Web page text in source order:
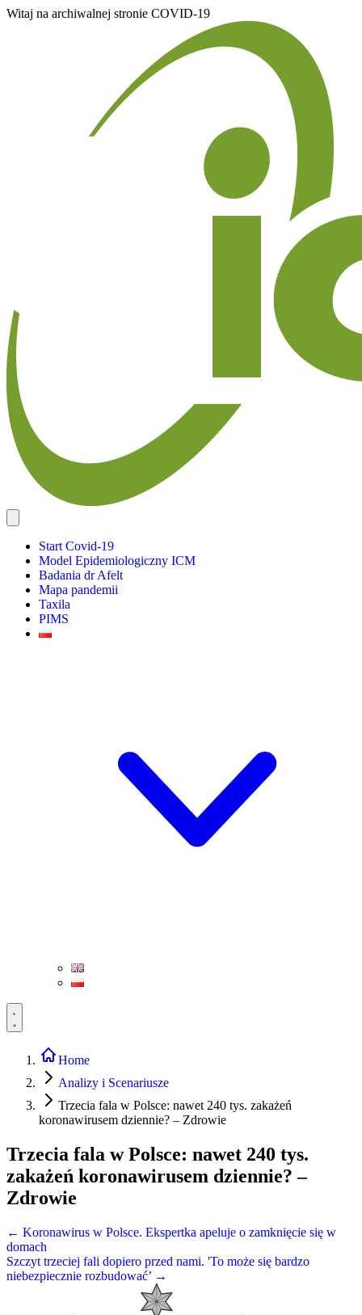
Witaj na archiwalnej stronie COVID-19
Start Covid-19
Model Epidemiologiczny ICM
Badania dr Afelt
Mapa pandemii
Taxila
PIMS
Home
Analizy i Scenariusze
Trzecia fala w Polsce: nawet 240 tys. zakażeń
koronawirusem dziennie? – Zdrowie
Trzecia fala w Polsce: nawet 240 tys.
zakażeń koronawirusem dziennie? –
Zdrowie
← Koronawirus w Polsce. Ekspertka apeluje o zamknięcie się w
domach
Szczyt trzeciej fali dopiero przed nami. 'To może się bardzo
niebezpiecznie rozbudować’ →